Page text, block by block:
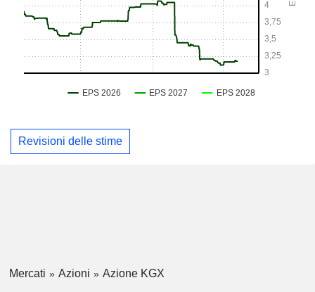
Revisioni delle stime
Mercati Azioni Azione KGX